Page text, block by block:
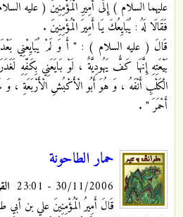
عليهما السلام ) إِلَى أَمِيرِ الْمُؤْمِنِينَ ( عليه
فَقَالَا لَهُ : يُبَايِعُكَ يَا أَمِيرَ الْمُؤْمِنِينَ .
قَالَ ( عليه السلام ) : " أَ وَ لَمْ يُبَايِعْنِي
بَيْعَتِهِ إِنَّهَا كَفٌّ يَهُودِيَّةٌ ، لَوْ بَايَعَنِي بِكَفِّهِ
الْكَلْبِ أَنْفَهُ ، وَ هُوَ أَبُو الْأَكْبُشِ الْأَرْبَعَةِ ، وَ
أَحْمَرَ " .
حمار الطاحونة
30/11/2006 - 23:01
قَالَ أَمِيرُ الْمُؤْمِنِينَ علي بن